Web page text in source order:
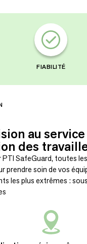
FIABILITÉ
au
des
PTI SafeGuard, toutes
prendre soin de vos
les plus extrêmes :